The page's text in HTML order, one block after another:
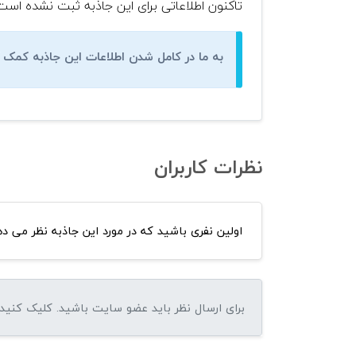
تاکنون اطلاعاتی برای این جاذبه ثبت نشده
به ما در کامل شدن اطلاعات این جاذبه کمک
نظرات کاربران
اولین نفری باشید که در مورد این جاذبه نظر می